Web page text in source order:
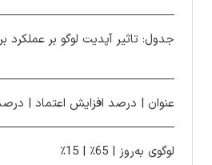
جدول: تاثیر آپدیت لوگو بر عملکرد
عنوان | درصد افزایش اعتماد |
لوگوی به‌روز | 65٪ | 15٪